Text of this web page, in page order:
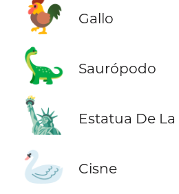
🐓 Gallo
🦕 Saurópodo
🗽 Estatua De
🦢 Cisne